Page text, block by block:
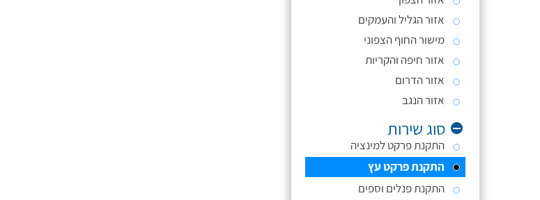
אזור הגליל והעמקים
מישור החוף הצפוני
אזור חיפה והקריות
אזור הדרום
אזור הנגב
סוג שירות
התקנת פרקט למינציה
התקנת פרקט עץ
התקנת פנלים וספים